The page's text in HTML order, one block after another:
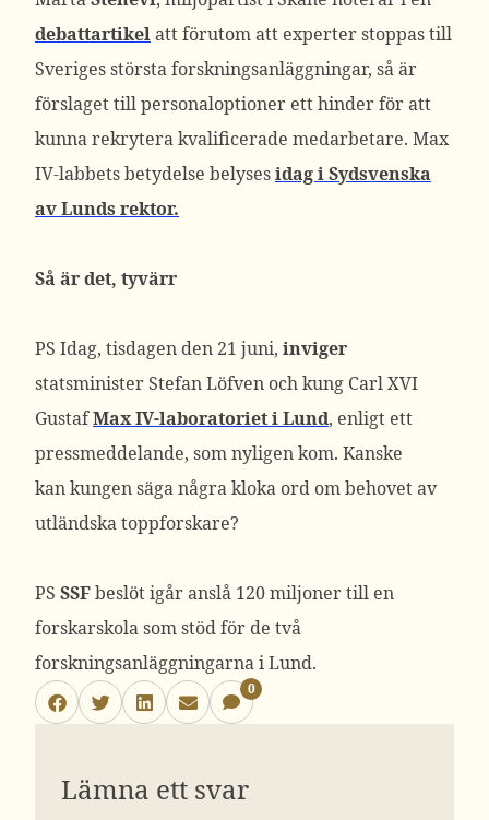
debattartikelatt förutom att experter stoppas till
Sveriges största forskningsanläggningar, så är
förslaget till personaloptioner ett hinder för att
kunna rekrytera kvalificerade medarbetare. Max
IV-labbets betydelse belysesidag i Sydsvenska
av Lunds rektor.
Så är det, tyvärr
PS Idag, tisdagen den 21 juni, inviger
statsminister Stefan Löfven och kung Carl XVI
GustafMax IV-laboratoriet i Lund, enligt ett
pressmeddelande, som nyligen kom. Kanske
kan kungen säga några kloka ord om behovet av
utländska toppforskare?
PS SSFbeslöt igår anslå 120 miljoner till en
forskarskola som stöd för de två
forskningsanläggningarna i Lund.
0
Lämna ett svar